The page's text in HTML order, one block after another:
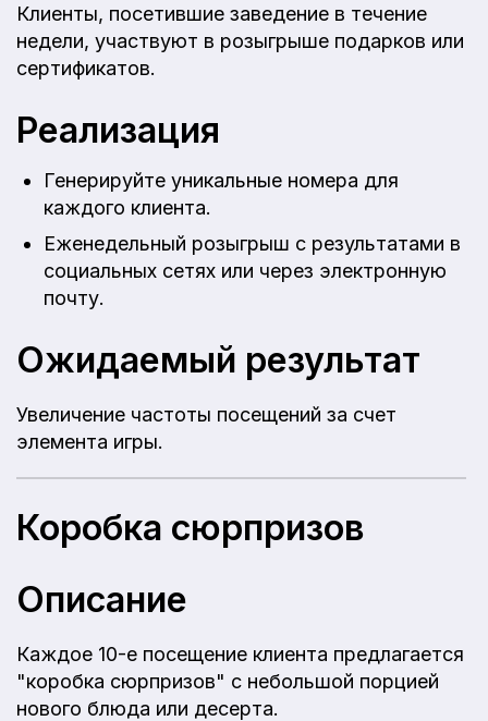
Клиенты, посетившие заведение в течение
недели, участвуют в розыгрыше подарков или
сертификатов.
Реализация
Генерируйте уникальные номера для
каждого клиента.
Еженедельный розыгрыш с результатами в
социальных сетях или через электронную
почту.
Ожидаемый результат
Увеличение частоты посещений за счет
элемента игры.
Коробка сюрпризов
Описание
Каждое 10-е посещение клиента предлагается
"коробка сюрпризов" с небольшой порцией
нового блюда или десерта.